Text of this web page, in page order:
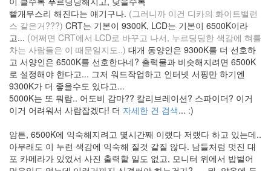
빨개무스리 해진다는 얘기구나. (그러니까 이건 디카의 화이트밸런
스 같은거???) CRT는 기본이 9300K, LCD는 기본이 6500K이라
고... (어쩌면 CRT에서 LCD로 바꾸고 나서, 누르딩딩한 색감에 혀를
차는 사람들은 이 때문일지도..) 대개 동양인은 9300K를 더 선호하
고 서양인은 6500K를 선호한다네? 출력물과 비슷해지려면 6500K
로 설정해야 한다고... 그저 워드작업하고 인터넷 서핑만 하기엔
9300K가 더 좋을수도 있다고...
5000K는 또 뭐람.. 어도비 감마?? 칼리브레이션? 스파이더? 이거
이거 어려워서 사람잡겠다! 더 자세한 건 검색... :)
암튼, 6500K에 익숙해지려고 몇시간째 이랬다 저랬다 하고 있는데..
아무래도 이 누런 색감에 익숙해 질것 같질 않다. 남들처럼 멋진 대
포 카메라가 있었서 사진 출력할 일도 없고, 모니터 위에서 밥벌어
FreeDB
benq
Code
블
로
그
coverpage
파
서
이